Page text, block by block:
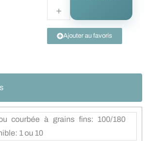
Ajouter au favoris
courbée à grains fins: 100/180
1 ou 10